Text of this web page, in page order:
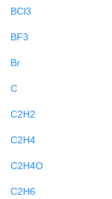
BCl3
BF3
Br
C
C2H2
C2H4
C2H4O
C2H6